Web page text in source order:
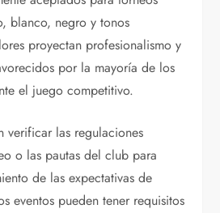
blanco, negro y tonos
proyectan profesionalismo y
por la mayoría de los
el juego competitivo.
verificar las regulaciones
o las pautas del club para
de las expectativas de
eventos pueden tener requisitos